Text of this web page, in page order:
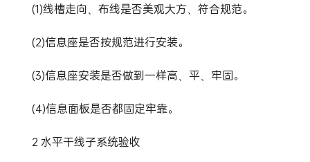
(1)线槽走向、布线是否美观大方、符合规范。
(2)信息座是否按规范进行安装。
(3)信息座安装是否做到一样高、平、牢固。
(4)信息面板是否都固定牢靠。
2 水平干线子系统验收